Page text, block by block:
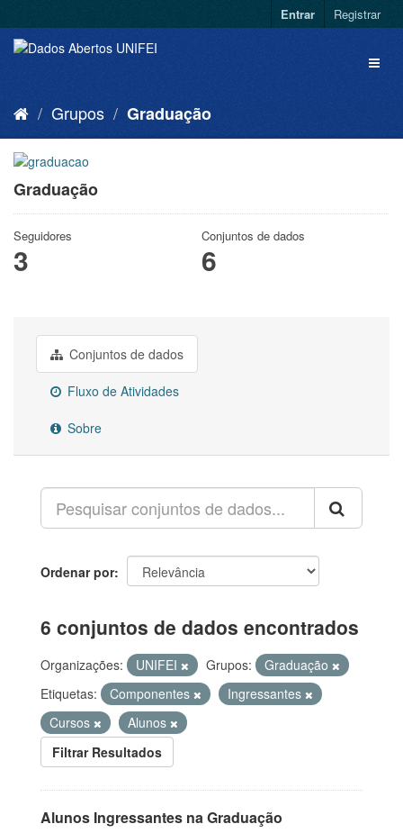
Entrar Registrar
Grupos Graduação
Graduação
Seguidores
3
Conjuntos de dados
6
Conjuntos de dados
Fluxo de Atividades
Sobre
Ordenar por
6 conjuntos de dados encontrados
Organizações: UNIFEI Grupos:
Graduação
Etiquetas:
Componentes
Ingressantes
Cursos
Alunos
Filtrar Resultados
Alunos Ingressantes na Graduação